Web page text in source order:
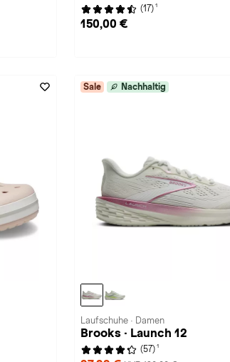
(17) 1
150,00 €
Sale Nachhaltig
Laufschuhe · Damen
Brooks · Launch 12
(57) 1